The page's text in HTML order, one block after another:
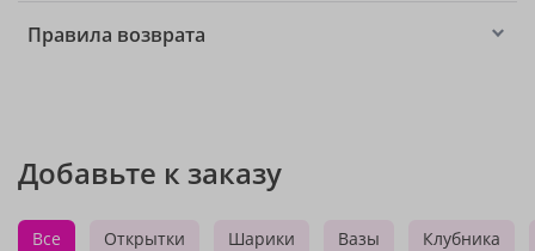
Правила возврата
Добавьте к заказу
Все Открытки Шарики Вазы Клубника